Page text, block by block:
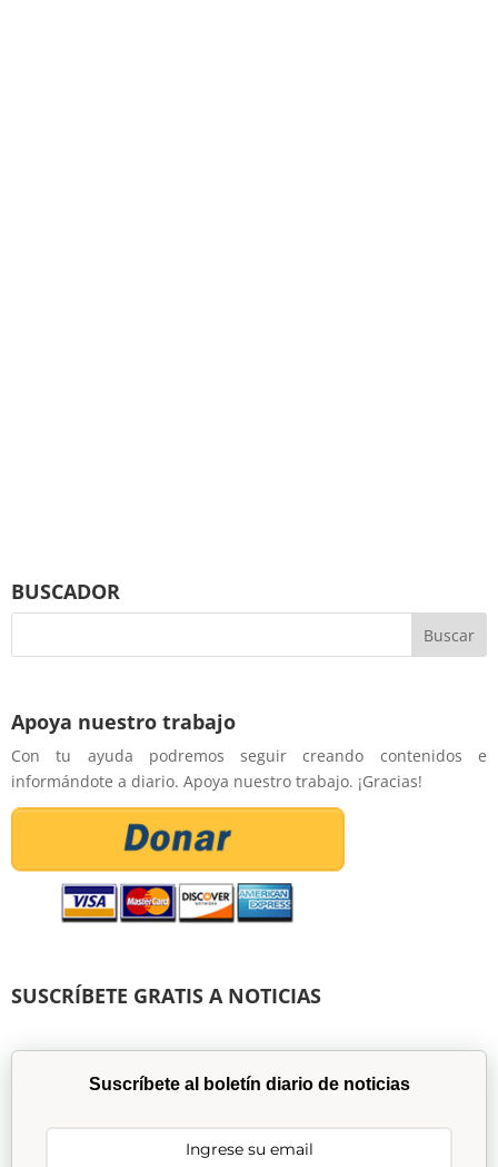
BUSCADOR
Apoya nuestro trabajo
Con tu ayuda podremos seguir creando contenidos e
informándote a diario. Apoya nuestro trabajo. ¡Gracias!
SUSCRÍBETE GRATIS A NOTICIAS
Suscríbete al boletín diario de noticias